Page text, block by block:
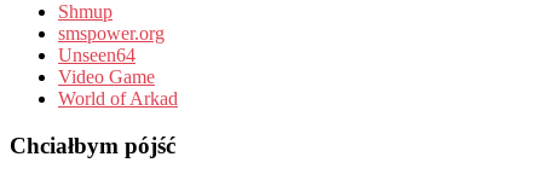
Shmup
smspower.org
Unseen64
Video Game
World of Arkad
Chciałbym pójść